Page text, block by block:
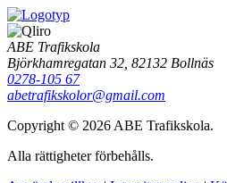
ABE Trafikskola
Björkhamregatan 32, 82132 Bollnäs
0278-105 67
abetrafikskolor@gmail.com
Copyright © 2026 ABE Trafikskola.
Alla rättigheter förbehålls.